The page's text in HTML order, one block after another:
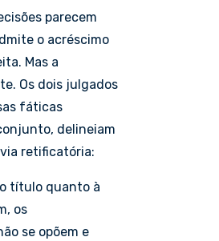
parecem
o acréscimo
Mas a
Os dois julgados
fáticas
delineiam
retificatória:
título quanto à
os
se opõem e